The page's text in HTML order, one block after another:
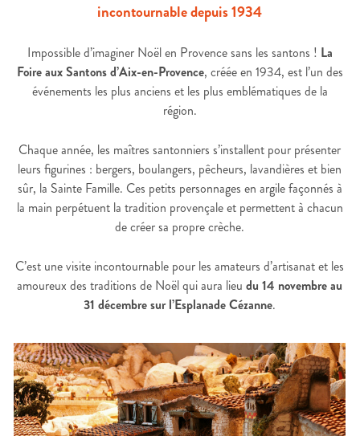
incontournable depuis 1934
Impossible d’imaginer Noël en Provence sans les santons ! La
Foire aux Santons d’Aix-en-Provence, créée en 1934, est l’un des
événements les plus anciens et les plus emblématiques de la
région.
Chaque année, les maîtres santonniers s’installent pour présenter
leurs figurines : bergers, boulangers, pêcheurs, lavandières et bien
sûr, la Sainte Famille. Ces petits personnages en argile façonnés à
la main perpétuent la tradition provençale et permettent à chacun
de créer sa propre crèche.
C’est une visite incontournable pour les amateurs d’artisanat et les
amoureux des traditions de Noël qui aura lieu du 14 novembre au
31 décembre sur l’Esplanade Cézanne.